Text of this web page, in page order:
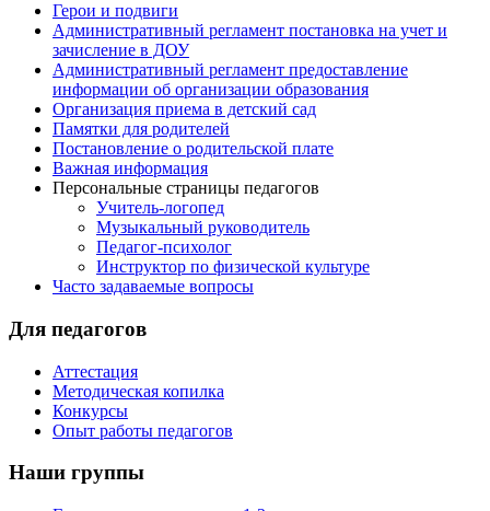
Герои и подвиги
Административный регламент постановка на учет и
зачисление в ДОУ
Административный регламент предоставление
информации об организации образования
Организация приема в детский сад
Памятки для родителей
Постановление о родительской плате
Важная информация
Персональные страницы педагогов
Учитель-логопед
Музыкальный руководитель
Педагог-психолог
Инструктор по физической культуре
Часто задаваемые вопросы
Для педагогов
Аттестация
Методическая копилка
Конкурсы
Опыт работы педагогов
Наши группы